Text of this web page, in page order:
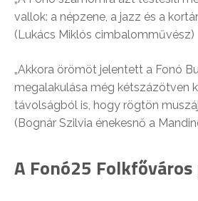
vallok: a népzene, a jazz és a
(Lukács Miklós cimbalomművész)
„Akkora örömöt jelentett a Fonó
megalakulása még kétszázötven
távolságból is, hogy rögtön
(Bognár Szilvia énekesnő a
A Fonó25